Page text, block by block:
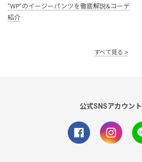
“WP”のイージーパンツを徹底解説&コーデ
紹介
すべて見る
公式SNSアカウント